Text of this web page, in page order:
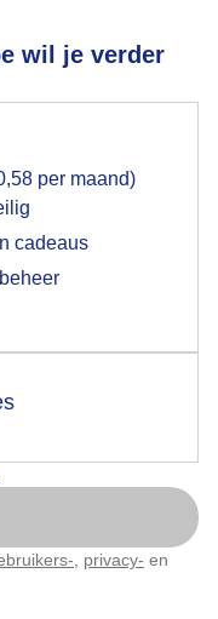
wil je verder
per maand)
cadeaus
privacy- en
labrador
voor het
op hebt gegeven,
browser waarin
later
passen